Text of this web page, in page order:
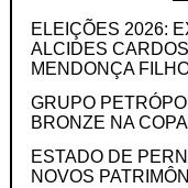
ELEIÇÕES 2026:
ALCIDES
MENDONÇA
GRUPO
BRONZE NA
ESTADO DE
NOVOS